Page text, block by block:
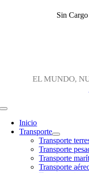
Sin Cargo
EL MUNDO,
Toggle
Navigation
Inicio
Transporte
Transporte
Transporte
Transporte
Transporte